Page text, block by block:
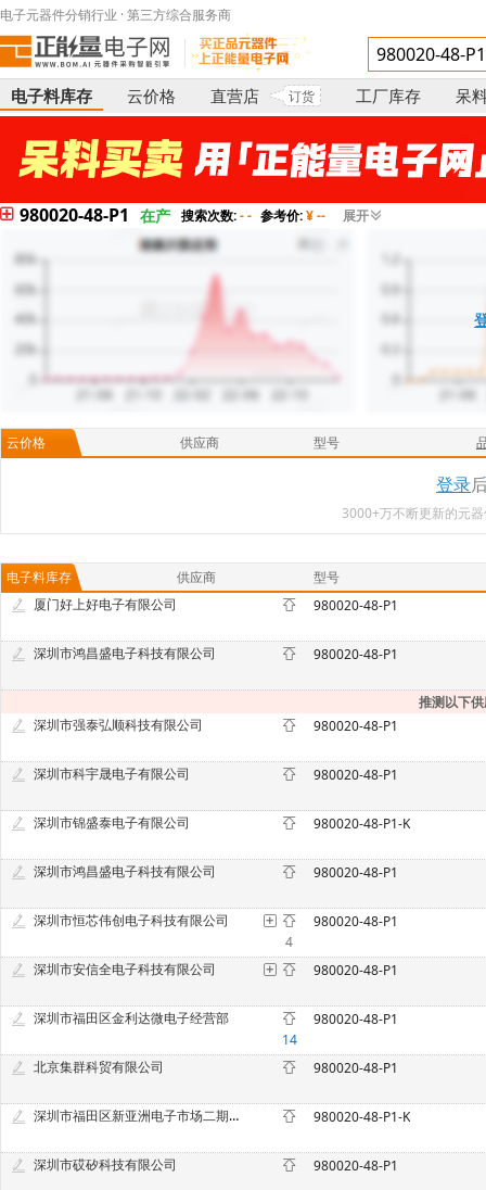
电子元器件分销行业 · 第三方综合服务商
电子料库存 云价格 直营店 订货 工厂库存 呆
980020-48-P1 在产 搜索次数:- - 参考价:¥ -- 展开
云价格 供应商 型号
登录
3000+万不断更新的元
电子料库存 供应商
型号
厦门好上好电子有限公司
980020-48-P1
深圳市鸿昌盛电子科技有限公司 980020-48-P1
推测以下
深圳市强泰弘顺科技有限公司
980020-48-P1
深圳市科宇晟电子有限公司 980020-48-P1
深圳市锦盛泰电子有限公司 980020-48-P1-K
深圳市鸿昌盛电子科技有限公司 980020-48-P1
深圳市恒芯伟创电子科技有限公司
4
980020-48-P1
深圳市安信全电子科技有限公司 980020-48-P1
深圳市福田区金利达微电子经营部
14
980020-48-P1
北京集群科贸有限公司 980020-48-P1
深圳市福田区新亚洲电子市场二期安戴尔电子商行 980020-48-P1-K
深圳市砹矽科技有限公司 980020-48-P1